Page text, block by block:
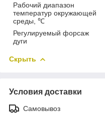
Рабочий диапазон
температур окружающей
среды, ℃
Регулируемый форсаж
дуги
Скрыть
Условия доставки
Самовывоз